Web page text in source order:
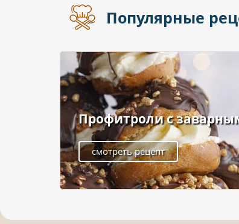
Популярные
Профитроли с
смотреть рецепт